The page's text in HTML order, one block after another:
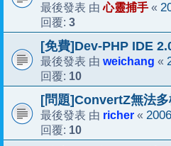
最後發表 由心靈捕手 «
回覆: 3
[免費]Dev-PHP IDE
最後發表 由 weichang «
回覆: 10
[問題]ConvertZ無法多
最後發表 由 richer «
回覆: 10